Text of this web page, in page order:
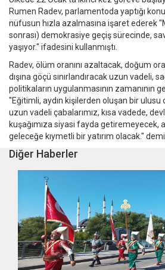
Rumen Radev, parlamentoda yaptığı
nüfusun hızla azalmasına işaret ederek
sonrası) demokrasiye geçiş sürecinde,
yaşıyor." ifadesini kullanmıştı.
Radev, ölüm oranını azaltacak, doğum
dışına göçü sınırlandıracak uzun vadeli,
politikaların uygulanmasının zamanının
"Eğitimli, aydın kişilerden oluşan bir
uzun vadeli çabalarımız, kısa vadede,
kuşağımıza siyasi fayda getiremeyecek,
geleceğe kıymetli bir yatırım olacak."
Diğer Haberler